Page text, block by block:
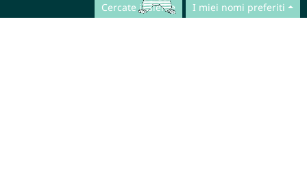
Cercate insieme I miei nomi preferiti